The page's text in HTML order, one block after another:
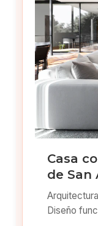
Casa
de San
Diseño